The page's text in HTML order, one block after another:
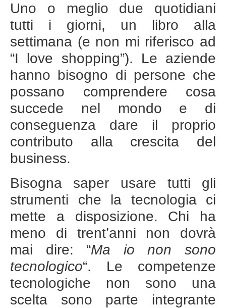
Uno o meglio due quotidiani
tutti i giorni, un libro alla
settimana (e non mi riferisco ad
“I love shopping”). Le aziende
hanno bisogno di persone che
possano comprendere cosa
succede nel mondo e di
conseguenza dare il proprio
contributo alla crescita del
business.
Bisogna saper usare tutti gli
strumenti che la tecnologia ci
mette a disposizione. Chi ha
meno di trent’anni non dovrà
mai dire: “Ma io non sono
tecnologico“. Le competenze
tecnologiche non sono una
scelta sono parte integrante